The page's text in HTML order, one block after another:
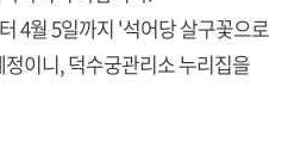
4월 5일까지 '석어당 살구꽃으로
이니, 덕수궁관리소 누리집을